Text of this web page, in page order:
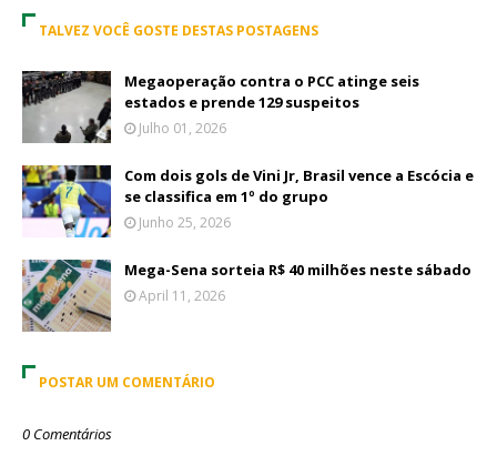
TALVEZ VOCÊ GOSTE DESTAS POSTAGENS
Megaoperação contra o PCC atinge seis
estados e prende 129 suspeitos
Julho 01, 2026
Com dois gols de Vini Jr, Brasil vence a Escócia e
se classifica em 1º do grupo
Junho 25, 2026
Mega-Sena sorteia R$ 40 milhões neste sábado
April 11, 2026
POSTAR UM COMENTÁRIO
0 Comentários